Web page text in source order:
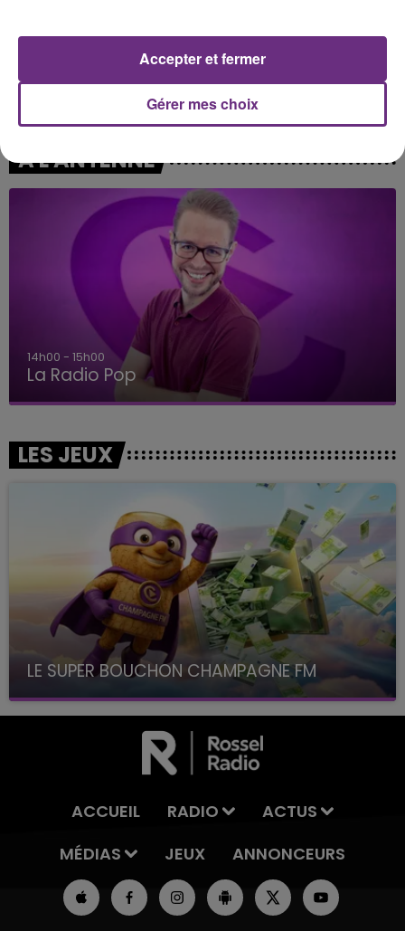
DJO
End Of Beginning
ALEX WARREN
Fever Dream
A L'ANTENNE
14h00 - 15h00
La Radio Pop
LES JEUX
LE SUPER BOUCHON CHAMPAGNE FM
avec La Famille Champagne FM, à 8H10
ACCUEIL RADIO
ACTUS
MÉDIAS
JEUX ANNONCEURS
Gérer mes choix
Accepter et fermer